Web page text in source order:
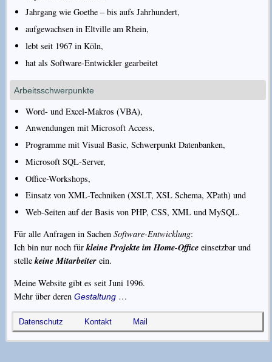
Jahrgang wie Goethe – bis aufs Jahrhundert,
aufgewachsen in Eltville am Rhein,
lebt seit 1967 in Köln,
hat als Software-Entwickler gearbeitet
Arbeitsschwerpunkte
Word- und Excel-Makros (VBA),
Anwendungen mit Microsoft Access,
Programme mit Visual Basic, Schwerpunkt Datenbanken,
Microsoft SQL-Server,
Office-Workshops,
Einsatz von XML-Techniken (XSLT, XSL Schema, XPath) und
Web-Seiten auf der Basis von PHP, CSS, XML und MySQL.
Für alle Anfragen in SachenSoftware-Entwicklung:
Ich bin nur noch fürkleine Projekte im Home-Officeeinsetzbar und
stellekeine Mitarbeiter ein.
Meine Website gibt es seitJuni 1996.
Mehr über derenGestaltung …
Datenschutz Kontakt Mail